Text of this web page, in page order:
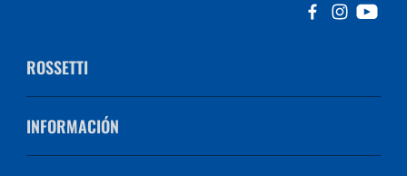
ROSSETTI
INFORMACIÓN